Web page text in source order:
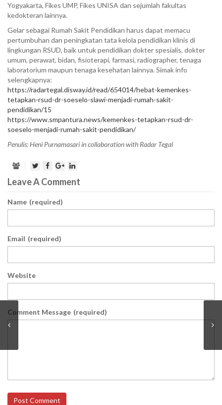
Yogyakarta, Fikes UMP, Fikes UNISA dan sejumlah fakultas
kedokteran lainnya.
Gelar sebagai Rumah Sakit Pendidikan harus dapat memacu
pertumbuhan dan peningkatan tata kelola pendidikan klinis di
lingkungan RSUD, baik untuk pendidikan dokter spesialis, dokter
umum, perawat, bidan, fisioterapi, farmasi, radiographer, tenaga
laboratorium maupun tenaga kesehatan lainnya. Simak info
selengkapnya:
https://radartegal.disway.id/read/654014/hebat-kemenkes-
tetapkan-rsud-dr-soeselo-slawi-menjadi-rumah-sakit-
pendidikan/15
https://www.smpantura.news/kemenkes-tetapkan-rsud-dr-
soeselo-menjadi-rumah-sakit-pendidikan/
Penulis: Heni Purnamasari in collaboration with Radar Tegal
Leave A Comment
Name (required)
Email (required)
Website
Comment Message (required)
Post Comment